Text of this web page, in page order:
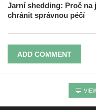
Jarní shedding: Proč na
chránit správnou péčí
ADD COMMENT